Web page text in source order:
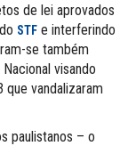
de lei aprovados
STF e interferindo
se também
visando
vandalizaram
paulistanos – o